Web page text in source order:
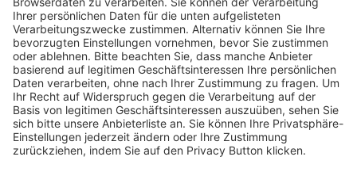
Trainerausbildung
Schulungsangebot Vereinsmitarbeiter
BFV-Geschäftsstellen
Trainerbörse
Login SpielPlus
FOLGE DEM BFV